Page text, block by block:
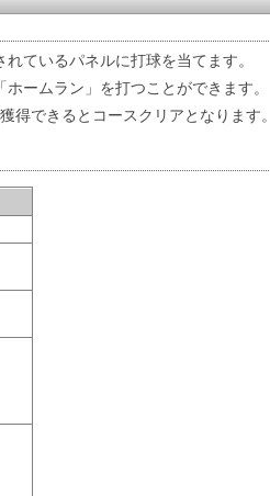
ているパネルに打球を当てます。
ームラン」を打つことができます。
得できるとコースクリアとなります。